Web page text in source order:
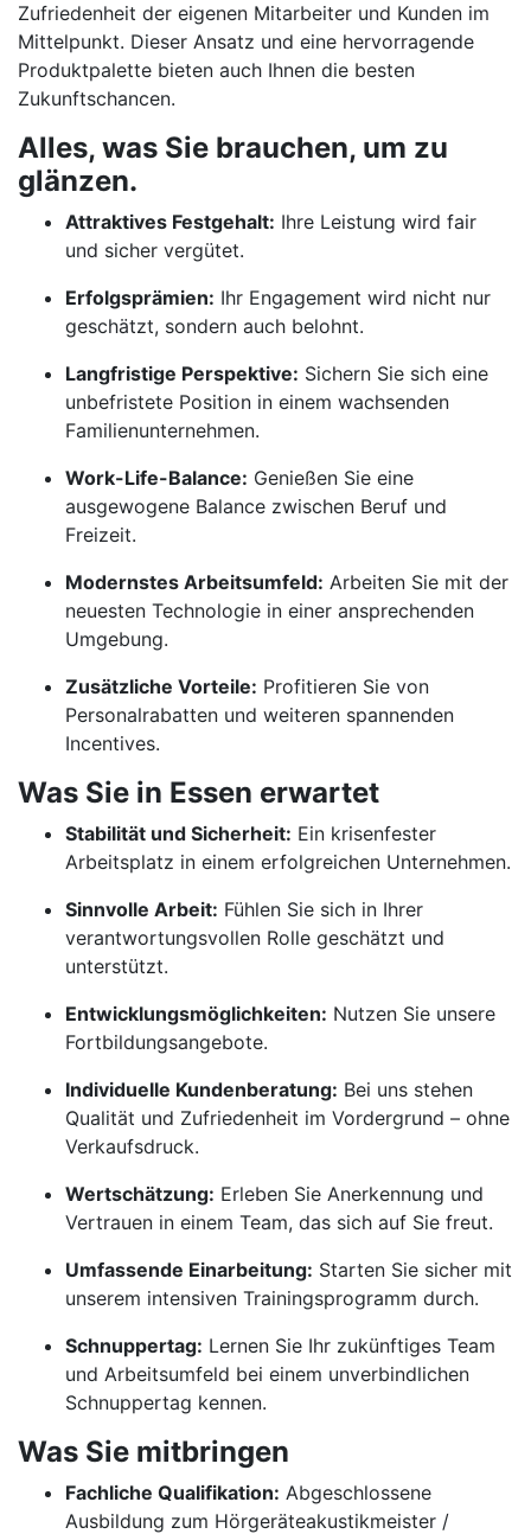
Zufriedenheit der eigenen Mitarbeiter und Kunden im
Mittelpunkt. Dieser Ansatz und eine hervorragende
Produktpalette bieten auch Ihnen die besten
Zukunftschancen.
Alles, was Sie brauchen, um zu
glänzen.
Attraktives Festgehalt: Ihre Leistung wird fair
und sicher vergütet.
Erfolgsprämien: Ihr Engagement wird nicht nur
geschätzt, sondern auch belohnt.
Langfristige Perspektive: Sichern Sie sich eine
unbefristete Position in einem wachsenden
Familienunternehmen.
Work-Life-Balance: Genießen Sie eine
ausgewogene Balance zwischen Beruf und
Freizeit.
Modernstes Arbeitsumfeld: Arbeiten Sie mit der
neuesten Technologie in einer ansprechenden
Umgebung.
Zusätzliche Vorteile: Profitieren Sie von
Personalrabatten und weiteren spannenden
Incentives.
Was Sie in Essen erwartet
Stabilität und Sicherheit: Ein krisenfester
Arbeitsplatz in einem erfolgreichen Unternehmen.
Sinnvolle Arbeit: Fühlen Sie sich in Ihrer
verantwortungsvollen Rolle geschätzt und
unterstützt.
Entwicklungsmöglichkeiten: Nutzen Sie unsere
Fortbildungsangebote.
Individuelle Kundenberatung: Bei uns stehen
Qualität und Zufriedenheit im Vordergrund – ohne
Verkaufsdruck.
Wertschätzung: Erleben Sie Anerkennung und
Vertrauen in einem Team, das sich auf Sie freut.
Umfassende Einarbeitung: Starten Sie sicher mit
unserem intensiven Trainingsprogramm durch.
Schnuppertag: Lernen Sie Ihr zukünftiges Team
und Arbeitsumfeld bei einem unverbindlichen
Schnuppertag kennen.
Was Sie mitbringen
Fachliche Qualifikation: Abgeschlossene
Ausbildung zum Hörgeräteakustikmeister /